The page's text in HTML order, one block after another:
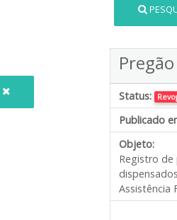
Status:
Publicado
Objeto:
Registro de
Assistência